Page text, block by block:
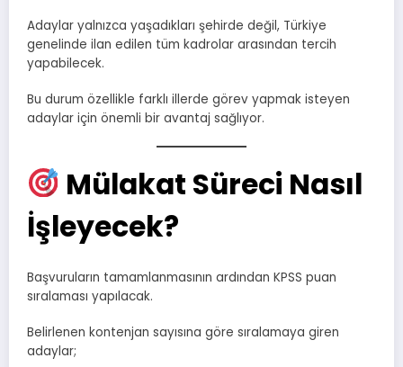
Adaylar yalnızca yaşadıkları şehirde değil, Türkiye
genelinde ilan edilen tüm kadrolar arasından tercih
yapabilecek.
Bu durum özellikle farklı illerde görev yapmak isteyen
adaylar için önemli bir avantaj sağlıyor.
Mülakat Süreci Nasıl
İşleyecek?
Başvuruların tamamlanmasının ardından KPSS puan
sıralaması yapılacak.
Belirlenen kontenjan sayısına göre sıralamaya giren
adaylar;